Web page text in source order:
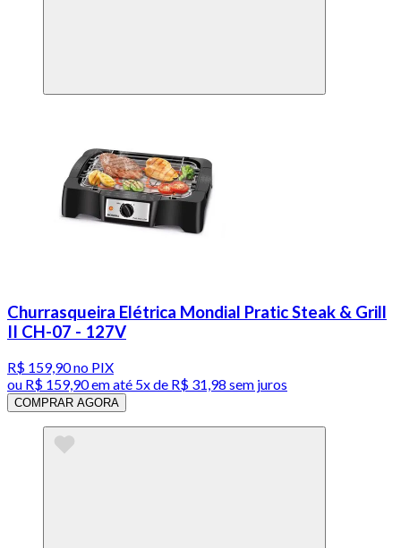
Churrasqueira Elétrica Mondial Pratic Steak & Grill
II CH-07 - 127V
R$ 159,90no PIX
ou R$ 159,90em até 5x de R$ 31,98 sem juros
COMPRAR AGORA